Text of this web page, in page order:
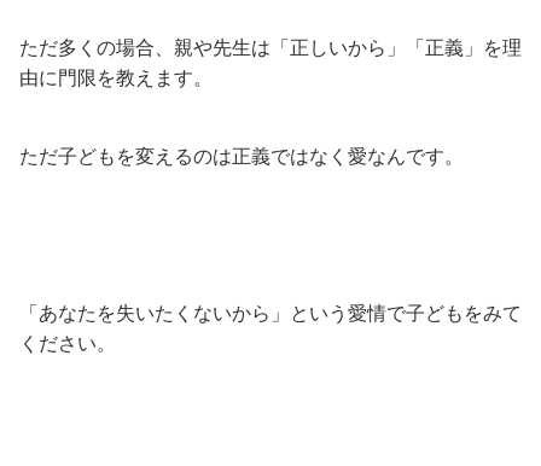
ただ多くの場合、親や先生は「正しいから」「正義」を理
由に門限を教えます。
ただ子どもを変えるのは正義ではなく愛なんです。
「あなたを失いたくないから」という愛情で子どもをみて
ください。